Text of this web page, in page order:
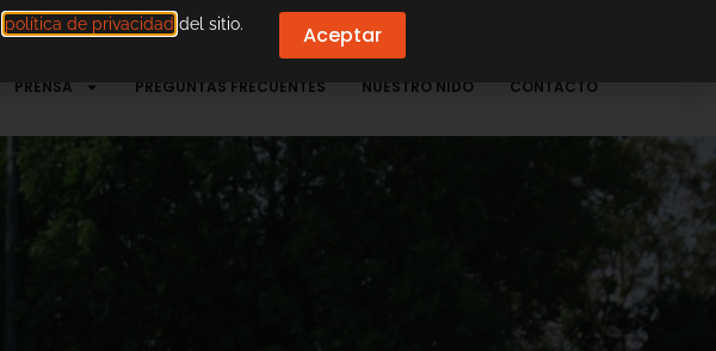
PRENSA PREGUNTAS FRECUENTES NUESTRO NIDO CONTACTO
política de privacidad del sitio. Aceptar